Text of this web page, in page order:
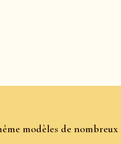
modèles de